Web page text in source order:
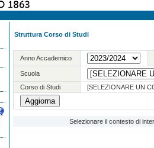
Struttura Corso di Studi
Anno Accademico
Scuola
Corso di Studi
[SELEZIONARE UN
Selezionare il contesto di